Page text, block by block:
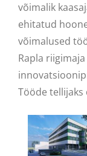
võimalik
ehitatud
võimalused
Rapla
Tööde tellijaks